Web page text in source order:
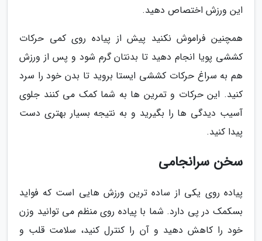
این ورزش اختصاص دهید.
همچنین فراموش نکنید پیش از پیاده روی کمی حرکات
کششی پویا انجام دهید تا بدنتان گرم شود و پس از ورزش
هم به سراغ حرکات کششی ایستا بروید تا بدن خود را سرد
کنید. این حرکات و تمرین ها به شما کمک می کنند جلوی
آسیب دیدگی ها را بگیرید و به نتیجه بسیار بهتری دست
پیدا کنید.
سخن سرانجامی
پیاده روی یکی از ساده ترین ورزش هایی است که فواید
بسکمک در پی دارد. شما با پیاده روی منظم می توانید وزن
خود را کاهش دهید و آن را کنترل کنید، سلامت قلب و